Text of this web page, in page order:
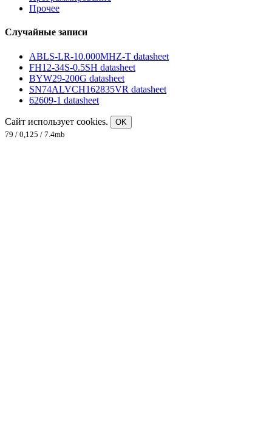
Прочее
Случайные записи
ABLS-LR-10.000MHZ-T datasheet
FH12-34S-0.5SH datasheet
BYW29-200G datasheet
SN74ALVCH162835VR datasheet
62609-1 datasheet
Сайт использует cookies.
OK
79 / 0,125 / 7.4mb